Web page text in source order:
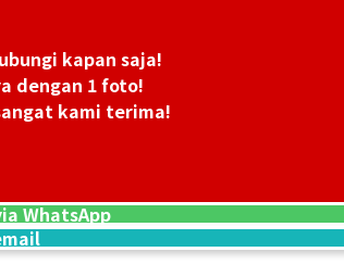
Harga Buyback
25.534.600
Pembelian: September 2023
kapan saja!
dengan 1 foto!
kami terima!
WhatsApp